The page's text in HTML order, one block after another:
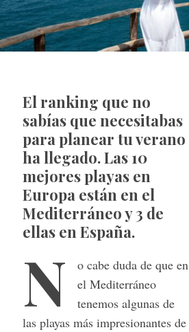
El ranking que no
sabías que necesitabas
para planear tu verano
ha llegado. Las 10
mejores playas en
Europa están en el
Mediterráneo y 3 de
ellas en España.
N
o cabe duda de que en
el Mediterráneo
tenemos algunas de
las playas más impresionantes de